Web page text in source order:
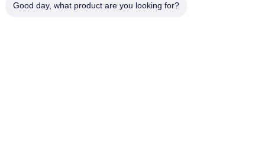
Qualitätskontrolle
Good day, what product are you looking for?